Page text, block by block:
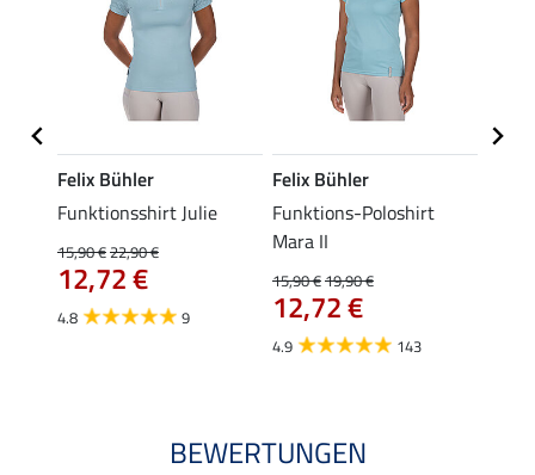
Felix Bühler
Funktionsshirt Julie
15,90 €22,90 €
12,72 €
4.8 9
Felix Bühler
Funktions-Poloshirt
Mara II
15,90 €19,90 €
12,72 €
4.9 143
BEWERTUNGEN